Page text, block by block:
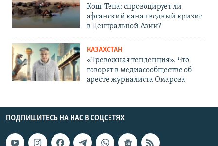
Кош-Тепа: спровоцирует ли
афганский канал водный кризис
в Центральной Азии?
КАЗАХСТАН
«Тревожная тенденция». Что
говорят в медиасообществе об
аресте журналиста Омарова
ПОДПИШИТЕСЬ НА НАС В СОЦСЕТЯХ